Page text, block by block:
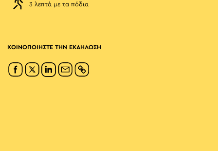
3 λεπτά με τα πόδια
ΚΟΙΝΟΠΟΙΗΣΤΕ ΤΗΝ ΕΚΔΗΛΩΣΗ